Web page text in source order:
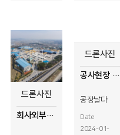
드론사진
회사외부전경 드론사진
드론사진
공사현장 드론사진
공장날다
Date
2024-01-